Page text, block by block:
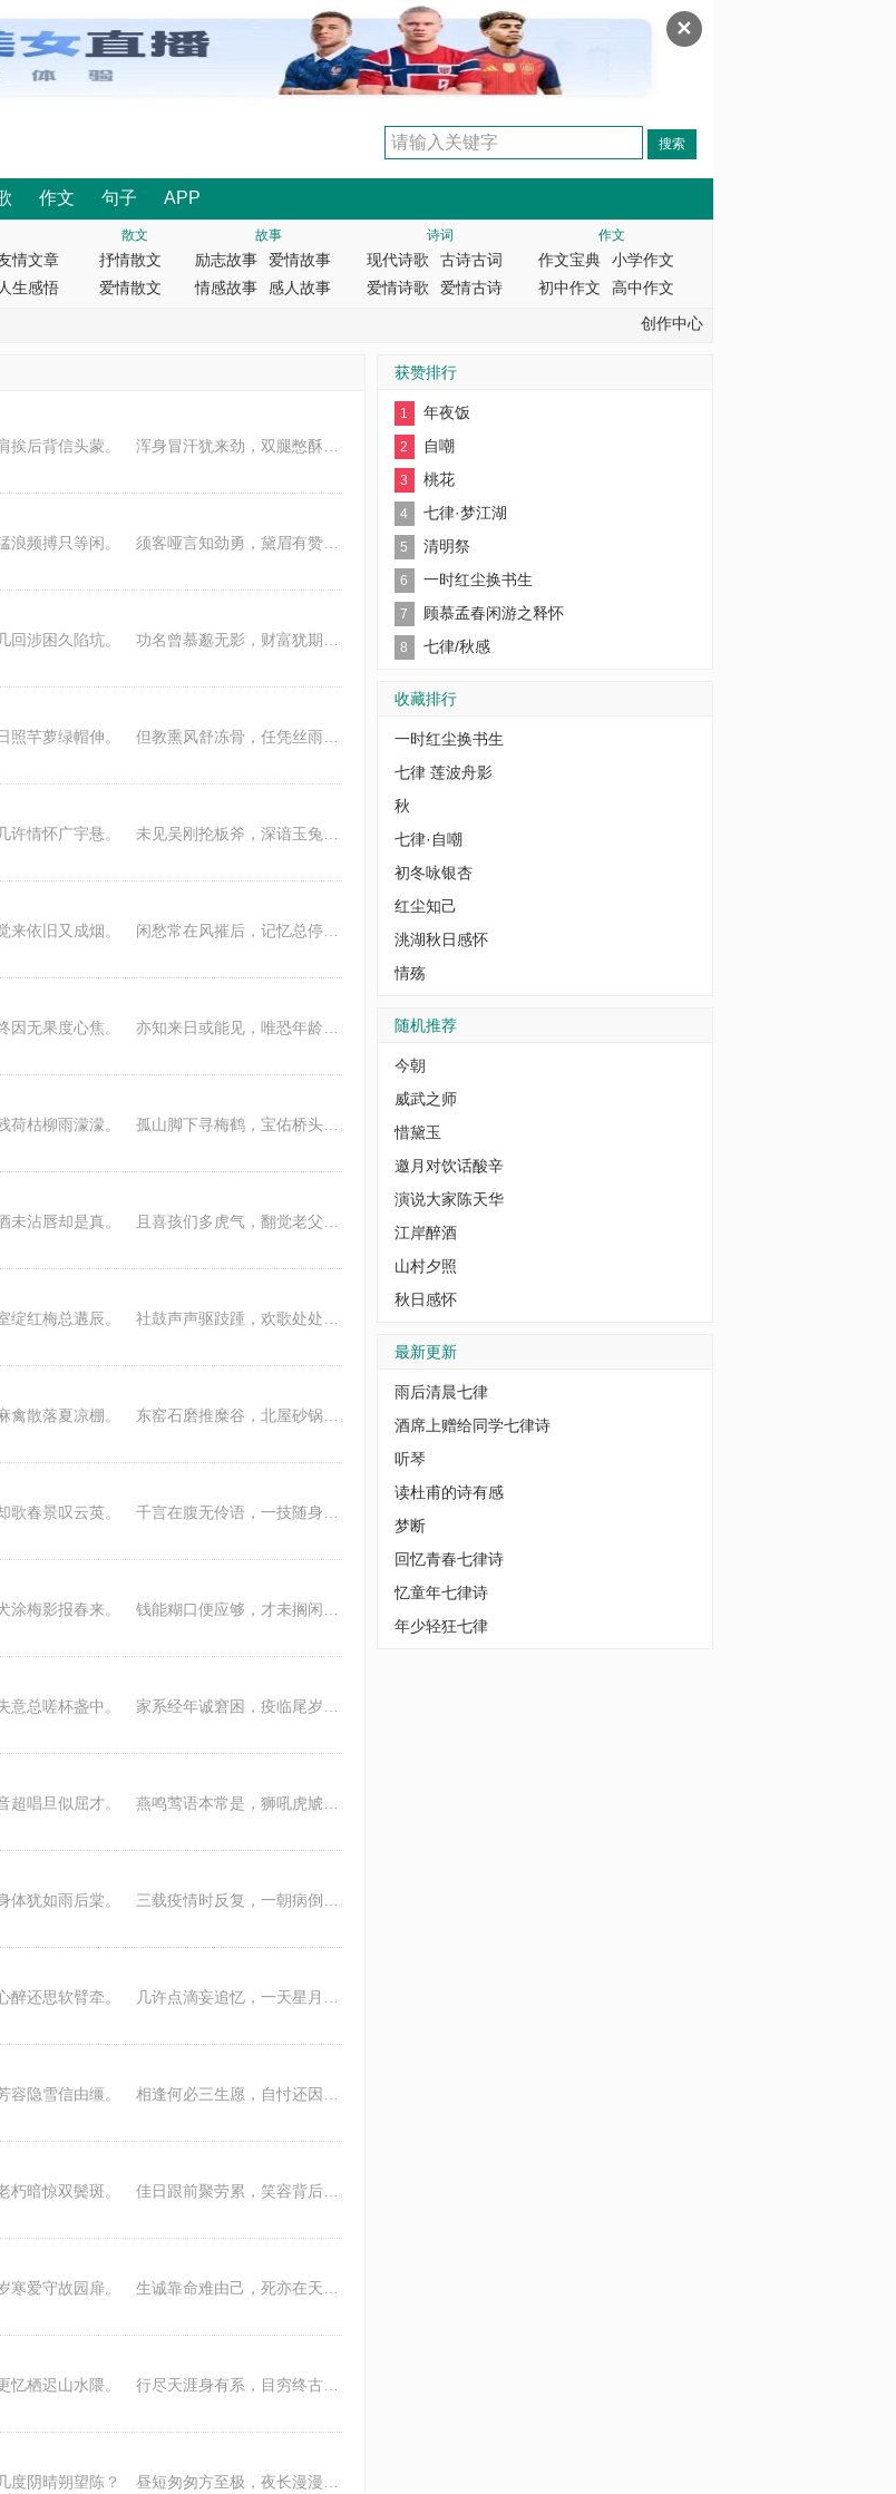
✕
作文 句子 APP
情文章
人生感悟
散文
抒情散文
爱情散文
故事
励志故事
爱情故事
情感故事
感人故事
诗词
现代诗歌
古诗古词
爱情诗歌
爱情古诗
作文
作文宝典
小学作文
初中作文
高中作文
创作中心
年少何辞世路艰，浑身豪气可冲天。 重峦一越便觉小，猛浪频搏只等闲。 须客哑言知劲勇，黛眉有赞岂光鲜。 此心总在高云上，任
历尽严寒劫万辛，更觉时下乃春临。 雪融沟壑清溪响，日照芊萝绿帽伸。 但教熏风舒冻骨，任凭丝雨洗风尘。 三五踏青应非远，又
谁将故事捂心田，一点情怀亦未宣。 梦里分明曾见面，觉来依旧又成烟。 闲愁常在风摧后，记忆总停花落前。 无限相思空怅想，春
今逢正月游西子，却已当年貌不同。 万客千舟烟渺渺，残荷枯柳雨濛濛。 孤山脚下寻梅鹤，宝佑桥头问雁鸿。 一晃可怜三十载，何
堪叹严冬腊月天，光阴转瞬又一年。 小儿竞喜新衣备，老朽暗惊双鬓斑。 佳日跟前聚劳累，笑容背后隐清寒。 此生华丽三分假，剩
断线风筝着地来，知从何处落尘埃？ 未忘飘荡烟云里，更忆栖迟山水隈。 行尽天涯身有系，目穷终古运相推。 吾生薄福厚吾德，要
获赞排行
年夜饭
1
自嘲
2
桃花
3
七律·梦江湖
4
清明祭
5
一时红尘换书生
6
顾慕孟春闲游之释怀
7
七律/秋感
8
收藏排行
一时红尘换书生
七律 莲波舟影
秋
七律·自嘲
初冬咏银杏
红尘知己
洮湖秋日感怀
情殇
随机推荐
今朝
威武之师
惜黛玉
邀月对饮话酸辛
演说大家陈天华
江岸醉酒
山村夕照
秋日感怀
最新更新
雨后清晨七律
酒席上赠给同学七律诗
听琴
读杜甫的诗有感
梦断
回忆青春七律诗
忆童年七律诗
年少轻狂七律